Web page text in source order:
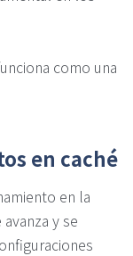
como una
en caché
en la
y se